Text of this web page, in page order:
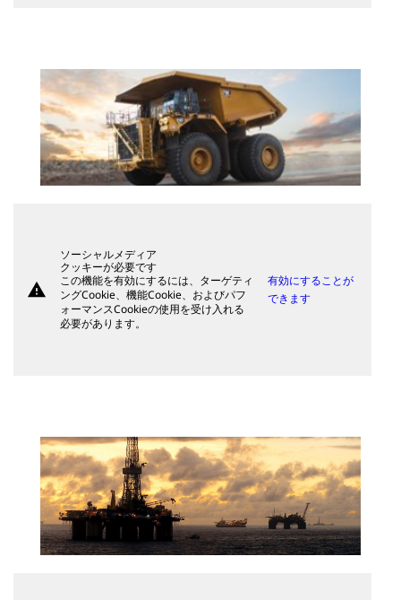
warning
ソーシャルメディア
クッキーが必要です
この機能を有効にするには、ターゲティ
ングCookie、機能Cookie、およびパフ
ォーマンスCookieの使用を受け入れる
必要があります。
有効にすることが
できます